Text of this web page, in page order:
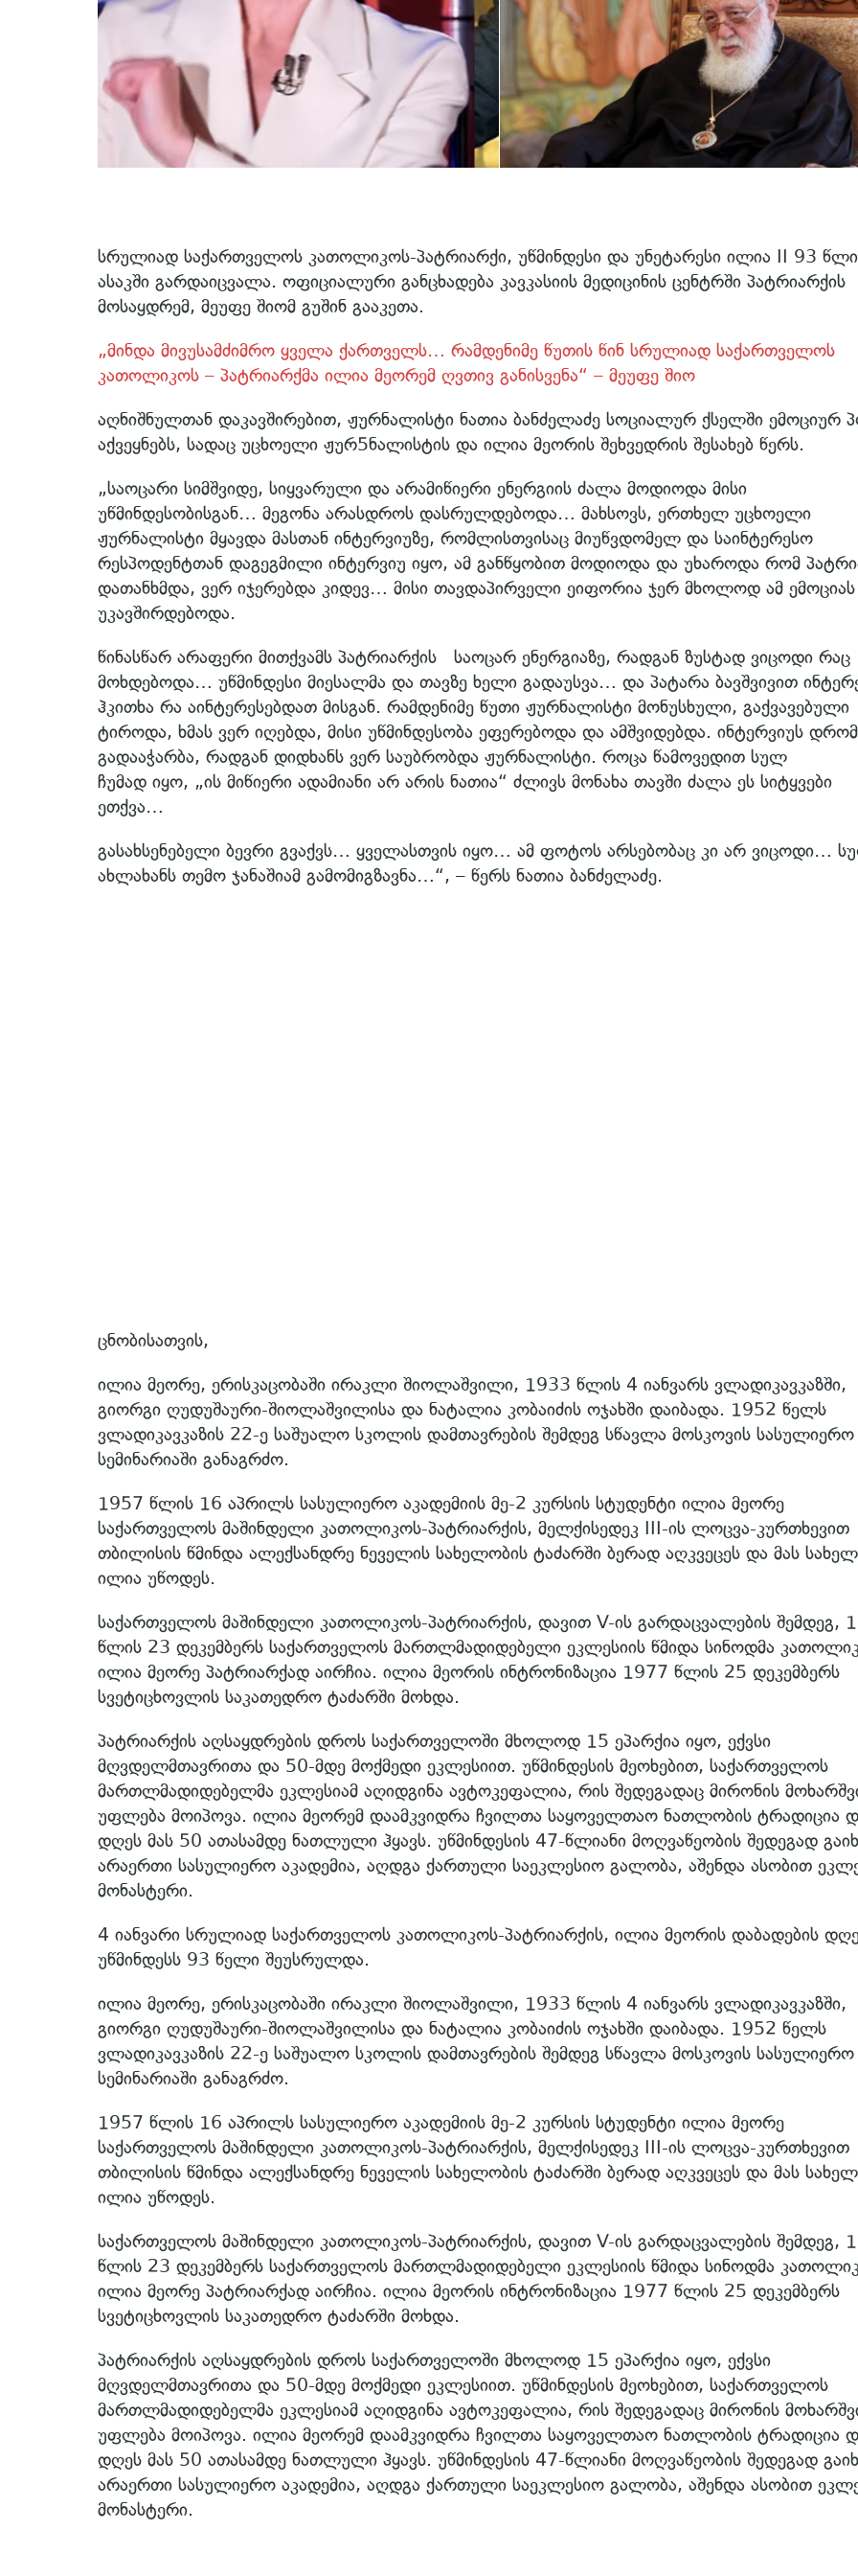
სრულიად საქართველოს კათოლიკოს-პატრიარქი, უწმინდესი და უნეტარესი ილია II 93
ასაკში გარდაიცვალა. ოფიციალური განცხადება კავკასიის მედიცინის ცენტრში პატრიარქის
მოსაყდრემ, მეუფე შიომ გუშინ გააკეთა.
„მინდა მივუსამძიმრო ყველა ქართველს… რამდენიმე წუთის წინ სრულიად საქართველოს
კათოლიკოს – პატრიარქმა ილია მეორემ ღვთივ განისვენა“ – მეუფე შიო
აღნიშნულთან დაკავშირებით, ჟურნალისტი ნათია ბანძელაძე სოციალურ ქსელში ემოციურ
აქვეყნებს, სადაც უცხოელი ჟურ5ნალისტის და ილია მეორის შეხვედრის შესახებ წერს.
„საოცარი სიმშვიდე, სიყვარული და არამიწიერი ენერგიის ძალა მოდიოდა მისი
უწმინდესობისგან… მეგონა არასდროს დასრულდებოდა… მახსოვს, ერთხელ უცხოელი
ჟურნალისტი მყავდა მასთან ინტერვიუზე, რომლისთვისაც მიუწვდომელ და საინტერესო
რესპოდენტთან დაგეგმილი ინტერვიუ იყო, ამ განწყობით მოდიოდა და უხაროდა რომ
დათანხმდა, ვერ იჯერებდა კიდევ… მისი თავდაპირველი ეიფორია ჯერ მხოლოდ ამ ემოციას
უკავშირდებოდა.
წინასწარ არაფერი მითქვამს პატრიარქის საოცარ ენერგიაზე, რადგან ზუსტად ვიცოდი რაც
მოხდებოდა… უწმინდესი მიესალმა და თავზე ხელი გადაუსვა… და პატარა ბავშვივით
ჰკითხა რა აინტერესებდათ მისგან. რამდენიმე წუთი ჟურნალისტი მონუსხული, გაქვავებული
ტიროდა, ხმას ვერ იღებდა, მისი უწმინდესობა ეფერებოდა და ამშვიდებდა. ინტერვიუს დრომ
გადააჭარბა, რადგან დიდხანს ვერ საუბრობდა ჟურნალისტი. როცა წამოვედით სულ
ჩუმად იყო, „ის მიწიერი ადამიანი არ არის ნათია“ ძლივს მონახა თავში ძალა ეს სიტყვები
ეთქვა…
გასახსენებელი ბევრი გვაქვს… ყველასთვის იყო… ამ ფოტოს არსებობაც კი არ ვიცოდი…
ახლახანს თემო ჯანაშიამ გამომიგზავნა…“, – წერს ნათია ბანძელაძე.
ცნობისათვის,
ილია მეორე, ერისკაცობაში ირაკლი შიოლაშვილი, 1933 წლის 4 იანვარს ვლადიკავკაზში,
გიორგი ღუდუშაური-შიოლაშვილისა და ნატალია კობაიძის ოჯახში დაიბადა. 1952 წელს
ვლადიკავკაზის 22-ე საშუალო სკოლის დამთავრების შემდეგ სწავლა მოსკოვის სასულიერო
სემინარიაში განაგრძო.
1957 წლის 16 აპრილს სასულიერო აკადემიის მე-2 კურსის სტუდენტი ილია მეორე
საქართველოს მაშინდელი კათოლიკოს-პატრიარქის, მელქისედეკ III-ის ლოცვა-კურთხევით
თბილისის წმინდა ალექსანდრე ნეველის სახელობის ტაძარში ბერად აღკვეცეს და მას
ილია უწოდეს.
საქართველოს მაშინდელი კათოლიკოს-პატრიარქის, დავით V-ის გარდაცვალების შემდეგ,
წლის 23 დეკემბერს საქართველოს მართლმადიდებელი ეკლესიის წმიდა სინოდმა
ილია მეორე პატრიარქად აირჩია. ილია მეორის ინტრონიზაცია 1977 წლის 25 დეკემბერს
სვეტიცხოვლის საკათედრო ტაძარში მოხდა.
პატრიარქის აღსაყდრების დროს საქართველოში მხოლოდ 15 ეპარქია იყო, ექვსი
მღვდელმთავრითა და 50-მდე მოქმედი ეკლესიით. უწმინდესის მეოხებით, საქართველოს
მართლმადიდებელმა ეკლესიამ აღიდგინა ავტოკეფალია, რის შედეგადაც მირონის
უფლება მოიპოვა. ილია მეორემ დაამკვიდრა ჩვილთა საყოველთაო ნათლობის ტრადიცია
დღეს მას 50 ათასამდე ნათლული ჰყავს. უწმინდესის 47-წლიანი მოღვაწეობის შედეგად
არაერთი სასულიერო აკადემია, აღდგა ქართული საეკლესიო გალობა, აშენდა ასობით
მონასტერი.
4 იანვარი სრულიად საქართველოს კათოლიკოს-პატრიარქის, ილია მეორის დაბადების
უწმინდესს 93 წელი შეუსრულდა.
ილია მეორე, ერისკაცობაში ირაკლი შიოლაშვილი, 1933 წლის 4 იანვარს ვლადიკავკაზში,
გიორგი ღუდუშაური-შიოლაშვილისა და ნატალია კობაიძის ოჯახში დაიბადა. 1952 წელს
ვლადიკავკაზის 22-ე საშუალო სკოლის დამთავრების შემდეგ სწავლა მოსკოვის სასულიერო
სემინარიაში განაგრძო.
1957 წლის 16 აპრილს სასულიერო აკადემიის მე-2 კურსის სტუდენტი ილია მეორე
საქართველოს მაშინდელი კათოლიკოს-პატრიარქის, მელქისედეკ III-ის ლოცვა-კურთხევით
თბილისის წმინდა ალექსანდრე ნეველის სახელობის ტაძარში ბერად აღკვეცეს და მას
ილია უწოდეს.
საქართველოს მაშინდელი კათოლიკოს-პატრიარქის, დავით V-ის გარდაცვალების შემდეგ,
წლის 23 დეკემბერს საქართველოს მართლმადიდებელი ეკლესიის წმიდა სინოდმა
ილია მეორე პატრიარქად აირჩია. ილია მეორის ინტრონიზაცია 1977 წლის 25 დეკემბერს
სვეტიცხოვლის საკათედრო ტაძარში მოხდა.
პატრიარქის აღსაყდრების დროს საქართველოში მხოლოდ 15 ეპარქია იყო, ექვსი
მღვდელმთავრითა და 50-მდე მოქმედი ეკლესიით. უწმინდესის მეოხებით, საქართველოს
მართლმადიდებელმა ეკლესიამ აღიდგინა ავტოკეფალია, რის შედეგადაც მირონის
უფლება მოიპოვა. ილია მეორემ დაამკვიდრა ჩვილთა საყოველთაო ნათლობის ტრადიცია
დღეს მას 50 ათასამდე ნათლული ჰყავს. უწმინდესის 47-წლიანი მოღვაწეობის შედეგად
არაერთი სასულიერო აკადემია, აღდგა ქართული საეკლესიო გალობა, აშენდა ასობით
მონასტერი.